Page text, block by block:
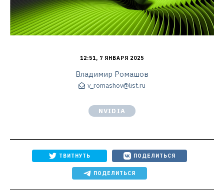
12:51, 7 ЯНВАРЯ 2025
Владимир Ромашов
v_romashov@list.ru
NVIDIA
ТВИТНУТЬ ПОДЕЛИТЬСЯ
ПОДЕЛИТЬСЯ